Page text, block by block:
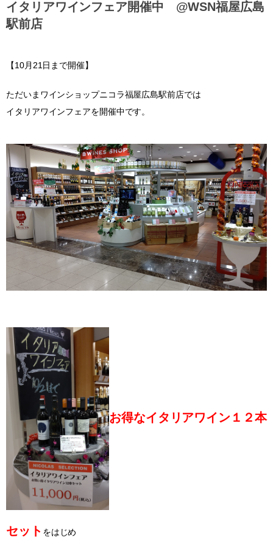
イタリアワインフェア開催中 @WSN福屋広島
駅前店
【10月21日まで開催】
ただいまワインショップニコラ福屋広島駅前店では
イタリアワインフェアを開催中です。
お得なイタリアワイン １２本
セット をはじめ